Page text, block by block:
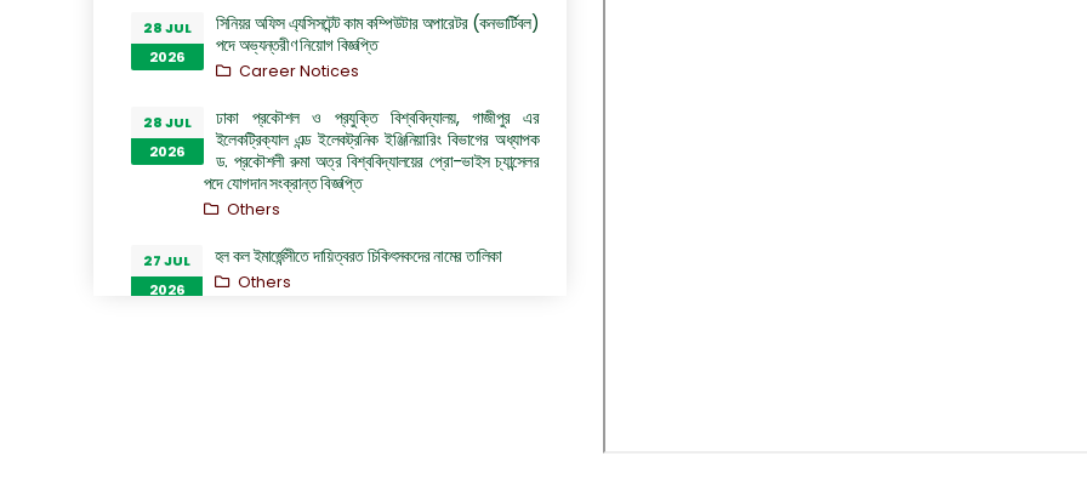
28 JUL
2026
সিনিয়র অফিস এ্যসিসটেন্ট কাম কম্পিউটার অপারেটর (কনভার্টিবল)
পদে অভ্যন্তরীণ নিয়োগ বিজ্ঞপ্তি
Career Notices
28 JUL
2026
ঢাকা প্রকৌশল ও প্রযুক্তি বিশ্ববিদ্যালয়, গাজীপুর এর
ইলেকট্রিক্যাল এন্ড ইলেকট্রনিক ইঞ্জিনিয়ারিং বিভাগের অধ্যাপক
ড. প্রকৌশলী রুমা অত্র বিশ্ববিদ্যালয়ের প্রো-ভাইস চ্যান্সেলর
পদে যোগদান সংক্রান্ত বিজ্ঞপ্তি
Others
27 JUL
2026
হল কল ইমার্জেন্সীতে দায়িত্বরত চিকিৎসকদের নামের তালিকা
Others